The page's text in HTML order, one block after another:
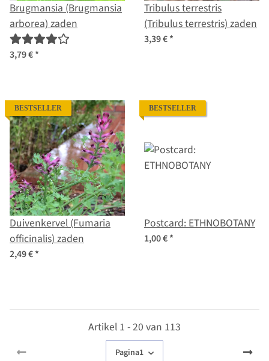
Brugmansia (Brugmansia
arborea) zaden
3,79 €*
Tribulus terrestris
(Tribulus terrestris) zaden
3,39 €*
BESTSELLER
Duivenkervel (Fumaria
officinalis) zaden
2,49 €*
BESTSELLER
Postcard: ETHNOBOTANY
1,00 €*
Artikel 1 - 20 van 113
Pagina1